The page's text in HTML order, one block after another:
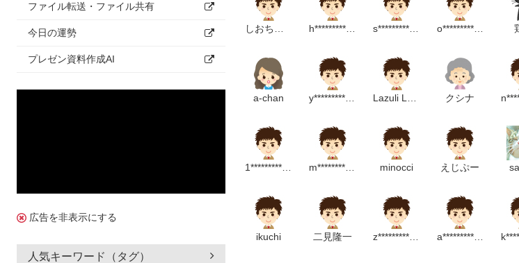
ファイル転送・ファイル共有
今日の運勢
プレゼン資料作成AI
広告を非表示にする
人気キーワード（タグ）
o************************p
a-chan クシナ
minocci えじぷー
ikuchi 二見隆一 a******************m